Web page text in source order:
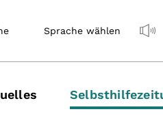
Sprache wählen